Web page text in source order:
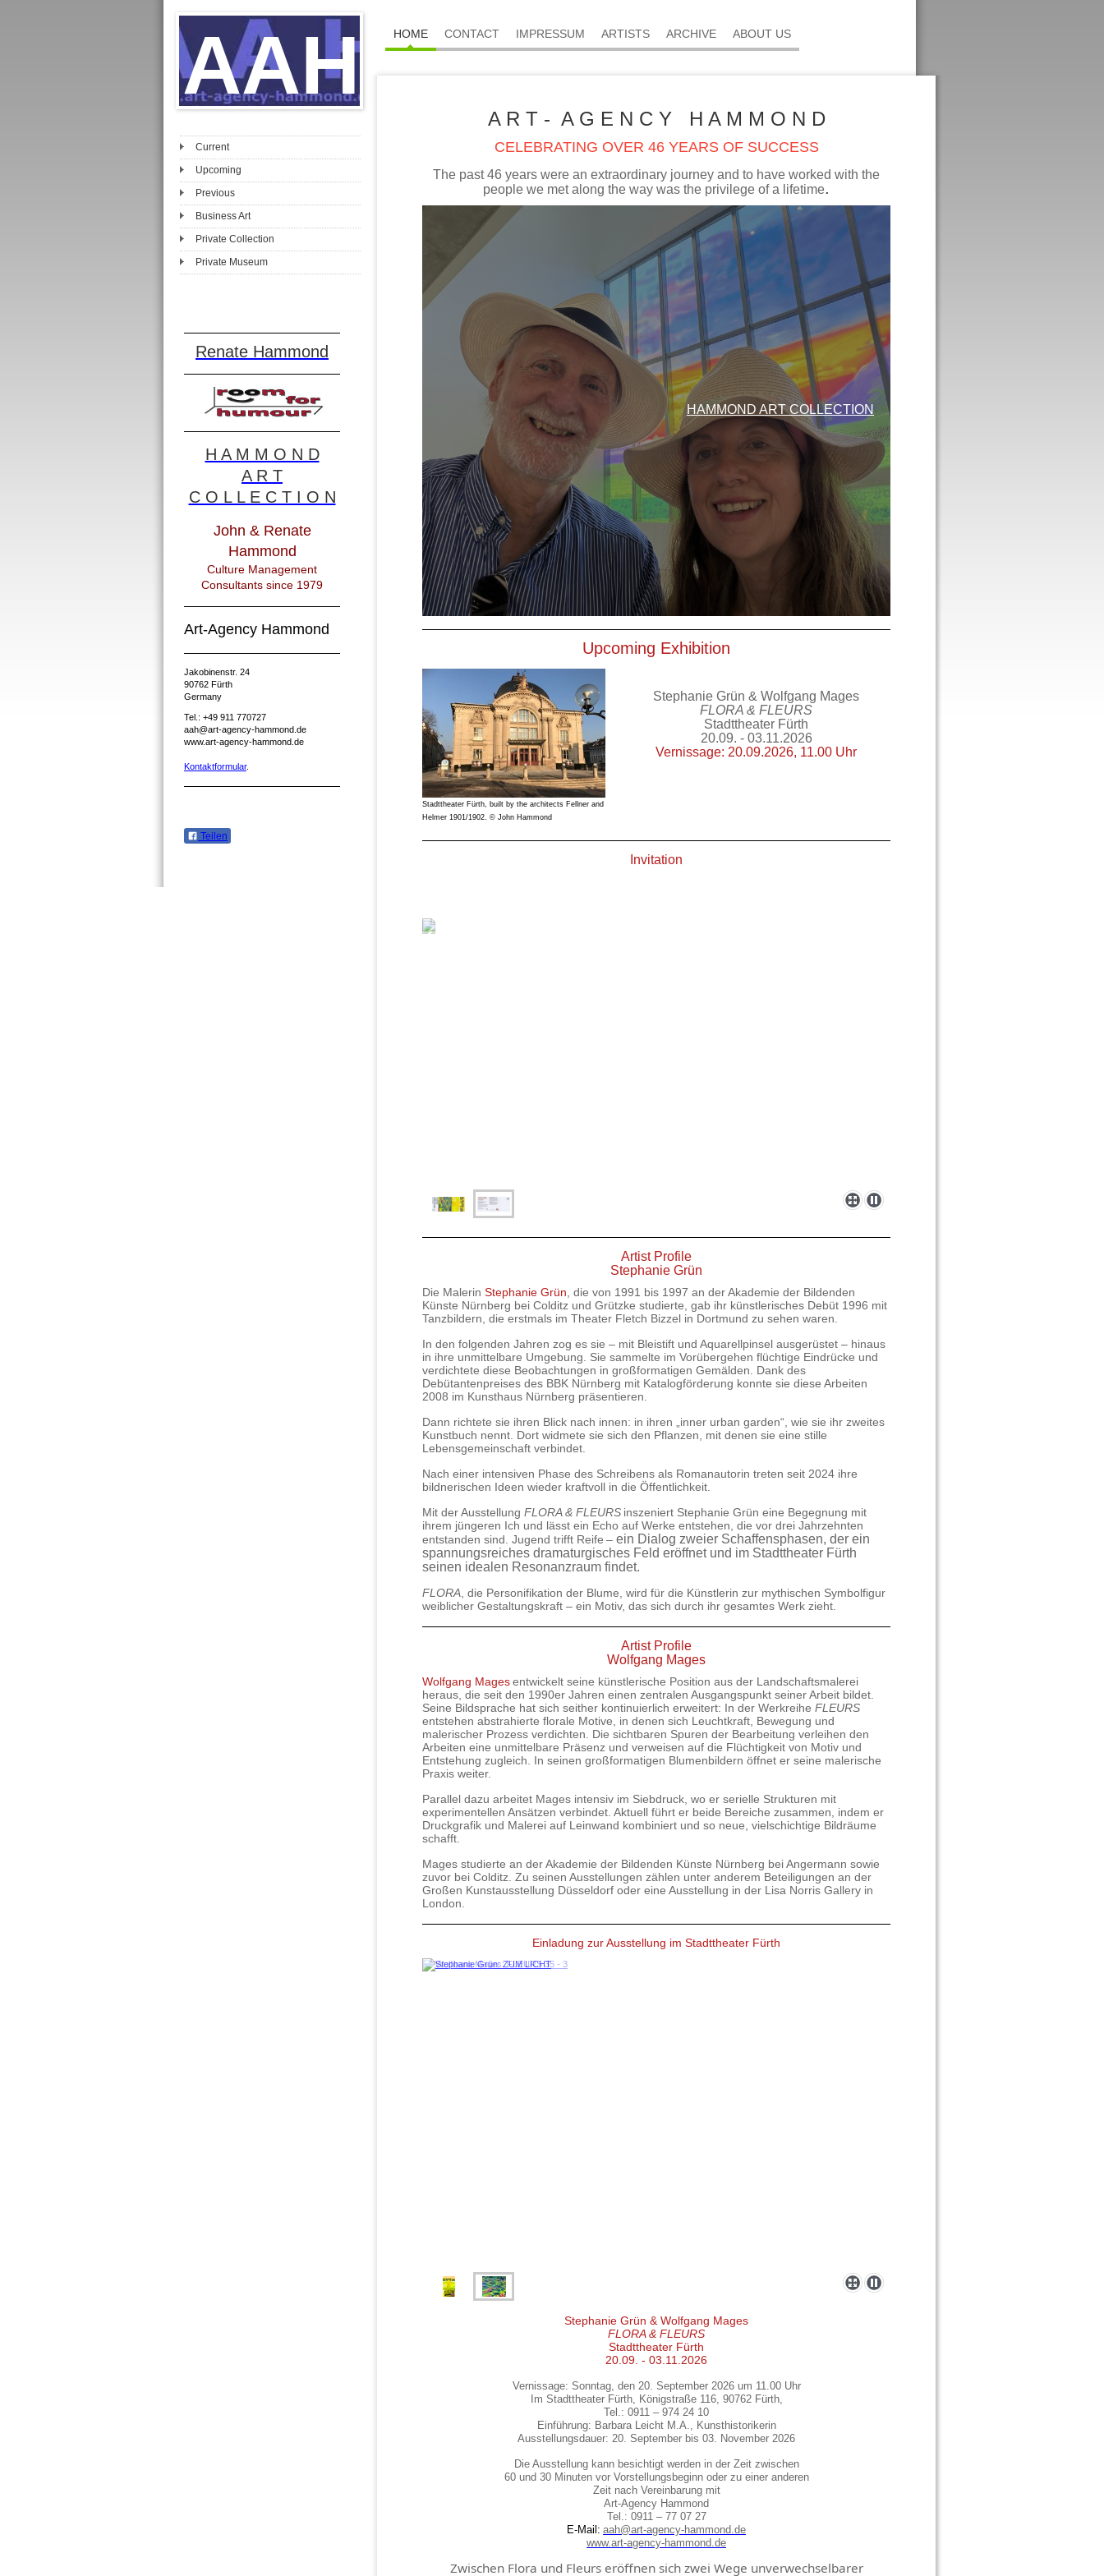
AAH
Current
Upcoming
Previous
Business Art
Private Collection
Private Museum
Renate Hammond
H A M M O N D
A R T
C O L L E C T I O N
John & Renate
Hammond
Culture Management
Consultants since 1979
Art-Agency Hammond
Jakobinenstr. 24
90762 Fürth
Germany
Tel.: +49 911 770727
aah@art-agency-hammond.de
www.art-agency-hammond.de
Kontaktformular.
Teilen
HOME CONTACT IMPRESSUM ARTISTS ARCHIVE ABOUT US
A R T - A G E N C Y H A M M O N D
CELEBRATING OVER 46 YEARS OF SUCCESS
The past 46 years were an extraordinary journey and to have worked with the
people we met along the way was the privilege of a lifetime.
HAMMOND ART COLLECTION
Upcoming Exhibition
Stadttheater Fürth, built by the architects Fellner and
Helmer 1901/1902. © John Hammond
Stephanie Grün & Wolfgang Mages
FLORA & FLEURS
Stadttheater Fürth
20.09. - 03.11.2026
Vernissage: 20.09.2026, 11.00 Uhr
Invitation
Artist Profile
Stephanie Grün
Die Malerin Stephanie Grün , die von 1991 bis 1997 an der Akademie der Bildenden
Künste Nürnberg bei Colditz und Grützke studierte, gab ihr künstlerisches Debüt 1996 mit
Tanzbildern, die erstmals im Theater Fletch Bizzel in Dortmund zu sehen waren.
In den folgenden Jahren zog es sie – mit Bleistift und Aquarellpinsel ausgerüstet – hinaus
in ihre unmittelbare Umgebung. Sie sammelte im Vorübergehen flüchtige Eindrücke und
verdichtete diese Beobachtungen in großformatigen Gemälden. Dank des
Debütantenpreises des BBK Nürnberg mit Katalogförderung konnte sie diese Arbeiten
2008 im Kunsthaus Nürnberg präsentieren.
Dann richtete sie ihren Blick nach innen: in ihren „inner urban garden“, wie sie ihr zweites
Kunstbuch nennt. Dort widmete sie sich den Pflanzen, mit denen sie eine stille
Lebensgemeinschaft verbindet.
Nach einer intensiven Phase des Schreibens als Romanautorin treten seit 2024 ihre
bildnerischen Ideen wieder kraftvoll in die Öffentlichkeit.
Mit der Ausstellung FLORA & FLEURS inszeniert Stephanie Grün eine Begegnung mit
ihrem jüngeren Ich und lässt ein Echo auf Werke entstehen, die vor drei Jahrzehnten
entstanden sind. Jugend trifft Reife – ein Dialog zweier Schaffensphasen, der ein
spannungsreiches dramaturgisches Feld eröffnet und im Stadttheater Fürth
seinen idealen Resonanzraum findet.
FLORA , die Personifikation der Blume, wird für die Künstlerin zur mythischen Symbolfigur
weiblicher Gestaltungskraft – ein Motiv, das sich durch ihr gesamtes Werk zieht.
Artist Profile
Wolfgang Mages
Wolfgang Magesentwickelt seine künstlerische Position aus der Landschaftsmalerei
heraus, die seit den 1990er Jahren einen zentralen Ausgangspunkt seiner Arbeit bildet.
Seine Bildsprache hat sich seither kontinuierlich erweitert: In der Werkreihe FLEURS
entstehen abstrahierte florale Motive, in denen sich Leuchtkraft, Bewegung und
malerischer Prozess verdichten. Die sichtbaren Spuren der Bearbeitung verleihen den
Arbeiten eine unmittelbare Präsenz und verweisen auf die Flüchtigkeit von Motiv und
Entstehung zugleich. In seinen großformatigen Blumenbildern öffnet er seine malerische
Praxis weiter.
Parallel dazu arbeitet Mages intensiv im Siebdruck, wo er serielle Strukturen mit
experimentellen Ansätzen verbindet. Aktuell führt er beide Bereiche zusammen, indem er
Druckgrafik und Malerei auf Leinwand kombiniert und so neue, vielschichtige Bildräume
schafft.
Mages studierte an der Akademie der Bildenden Künste Nürnberg bei Angermann sowie
zuvor bei Colditz. Zu seinen Ausstellungen zählen unter anderem Beteiligungen an der
Großen Kunstausstellung Düsseldorf oder eine Ausstellung in der Lisa Norris Gallery in
London.
Einladung zur Ausstellung im Stadttheater Fürth
Stephanie Grün & Wolfgang Mages
FLORA & FLEURS
Stadttheater Fürth
20.09. - 03.11.2026
Vernissage: Sonntag, den 20. September 2026 um 11.00 Uhr
Im Stadttheater Fürth, Königstraße 116, 90762 Fürth,
Tel.: 0911 – 974 24 10
Einführung: Barbara Leicht M.A., Kunsthistorikerin
Ausstellungsdauer: 20. September bis 03. November 2026
Die Ausstellung kann besichtigt werden in der Zeit zwischen
60 und 30 Minuten vor Vorstellungsbeginn oder zu einer anderen
Zeit nach Vereinbarung mit
Art-Agency Hammond
Tel.: 0911 – 77 07 27
E-Mail: aah@art-agency-hammond.de
www.art-agency-hammond.de
Zwischen Flora und Fleurs eröffnen sich zwei Wege unverwechselbarer